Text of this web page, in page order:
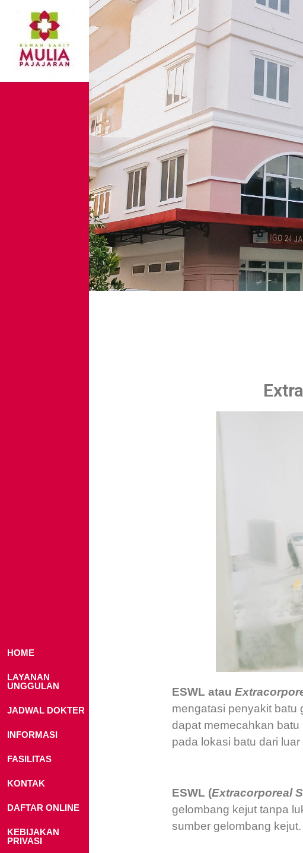
HOME
LAYANAN
UNGGULAN
JADWAL DOKTER
INFORMASI
FASILITAS
KONTAK
DAFTAR ONLINE
KEBIJAKAN
PRIVASI
ESWL atau
mengatasi penyakit batu
dapat memecahkan
pada lokasi batu dari luar
ESWL (Extracorporeal
gelombang kejut tanpa
sumber gelombang kejut.